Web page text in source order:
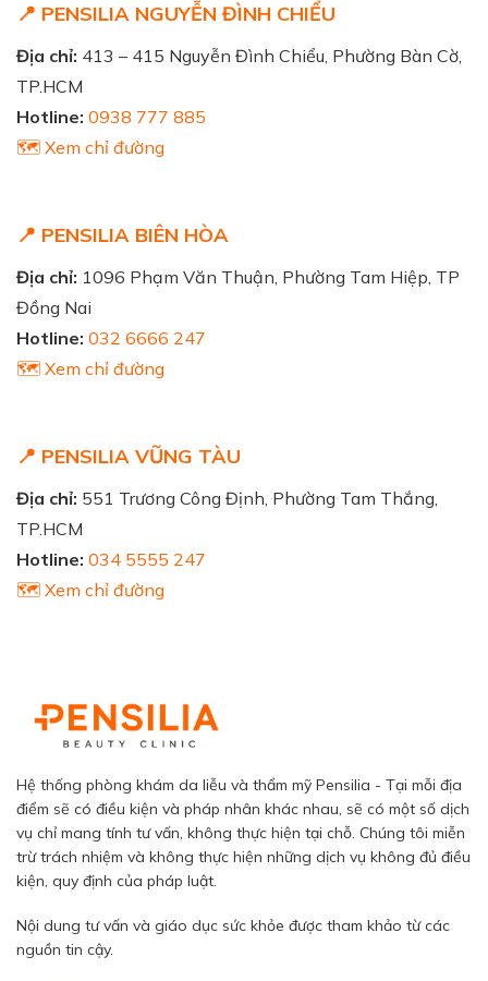
📍 PENSILIA NGUYỄN ĐÌNH CHIỂU
Địa chỉ: 413 – 415 Nguyễn Đình Chiểu, Phường Bàn Cờ,
TP.HCM
Hotline: 0938 777 885
🗺️ Xem chỉ đường
📍 PENSILIA BIÊN HÒA
Địa chỉ: 1096 Phạm Văn Thuận, Phường Tam Hiệp, TP
Đồng Nai
Hotline: 032 6666 247
🗺️ Xem chỉ đường
📍 PENSILIA VŨNG TÀU
Địa chỉ: 551 Trương Công Định, Phường Tam Thắng,
TP.HCM
Hotline: 034 5555 247
🗺️ Xem chỉ đường
Hệ thống phòng khám da liễu và thẩm mỹ Pensilia - Tại mỗi địa
điểm sẽ có điều kiện và pháp nhân khác nhau, sẽ có một số dịch
vụ chỉ mang tính tư vấn, không thực hiện tại chỗ. Chúng tôi miễn
trừ trách nhiệm và không thực hiện những dịch vụ không đủ điều
kiện, quy định của pháp luật.
Nội dung tư vấn và giáo dục sức khỏe được tham khảo từ các
nguồn tin cậy.